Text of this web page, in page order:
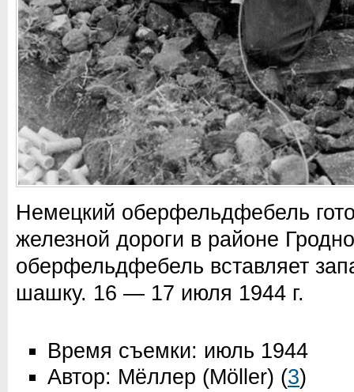
Немецкий оберфельдфебель
железной дороги в районе
оберфельдфебель вставляет
шашку. 16 — 17 июля 1944 г.
Время съемки: июль 1944
Автор: Мёллер (Möller) (3)